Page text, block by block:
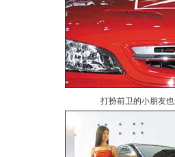
打扮前卫的小朋友也